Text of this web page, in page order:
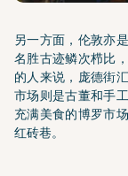
另一方面，伦敦亦
名胜古迹鳞次栉比
的人来说，庞德街
市场则是古董和手
充满美食的博罗市
红砖巷。